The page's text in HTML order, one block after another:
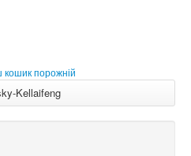
РОС
порожній
Kellaifeng